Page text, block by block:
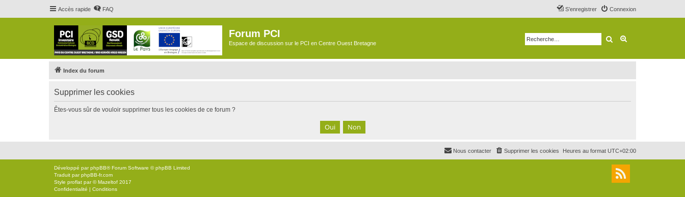
Accès rapide FAQ Connexion
S’enregistrer
Forum PCI
Espace de discussion sur le PCI en Centre Ouest Bretagne Rechercher
Index du forum
Supprimer les cookies
Êtes-vous sûr de vouloir supprimer tous les cookies de ce forum ?
Heures au format UTC+02:00
Supprimer les cookies
Nous contacter
Développé parphpBB® Forum Software © phpBB Limited
Traduit parphpBB-fr.com
Style proflat par ©Mazeltof 2017
Confidentialité | Conditions